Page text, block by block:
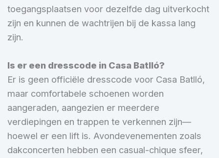
toegangsplaatsen voor dezelfde dag uitverkocht
zijn en kunnen de wachtrijen bij de kassa lang
zijn.
Is er een dresscode in Casa Batlló?
Er is geen officiële dresscode voor Casa Batlló,
maar comfortabele schoenen worden
aangeraden, aangezien er meerdere
verdiepingen en trappen te verkennen zijn—
hoewel er een lift is. Avondevenementen zoals
dakconcerten hebben een casual-chique sfeer,